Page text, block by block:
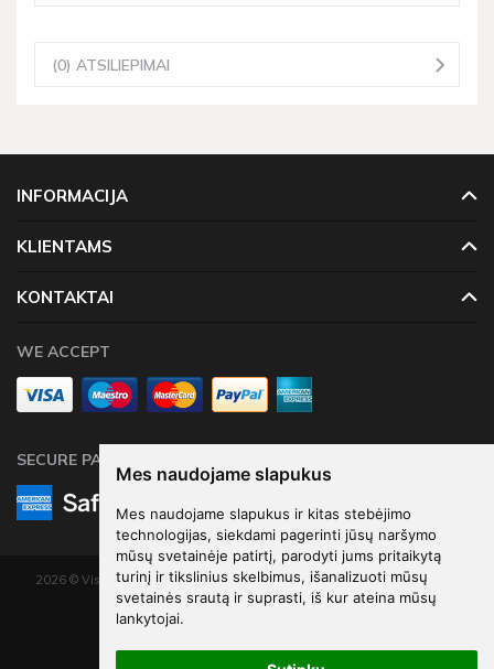
Mes naudojame slapukus
Mes naudojame slapukus ir kitas stebėjimo
technologijas, siekdami pagerinti jūsų naršymo
mūsų svetainėje patirtį, parodyti jums pritaikytą
turinį ir tikslinius skelbimus, išanalizuoti mūsų
svetainės srautą ir suprasti, iš kur ateina mūsų
lankytojai.
(0) ATSILIEPIMAI
INFORMACIJA
KLIENTAMS
KONTAKTAI
WE ACCEPT
SECURE PAYMENTS
2026 © Visos teisės saugomos. Kopijuoti, platinti svetainės turinį be autorių
sutikimo draudžiama.
Elektroninių parduotuvių nuoma